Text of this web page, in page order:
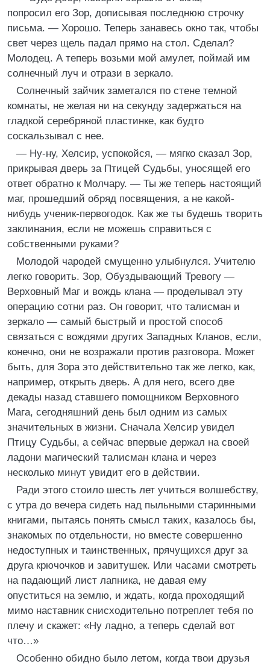
попросил его Зор, дописывая последнюю строчку
письма. — Хорошо. Теперь занавесь окно так, чтобы
свет через щель падал прямо на стол. Сделал?
Молодец. А теперь возьми мой амулет, поймай им
солнечный луч и отрази в зеркало.
Солнечный зайчик заметался по стене темной
комнаты, не желая ни на секунду задержаться на
гладкой серебряной пластинке, как будто
соскальзывал с нее.
— Ну-ну, Хелсир, успокойся, — мягко сказал Зор,
прикрывая дверь за Птицей Судьбы, уносящей его
ответ обратно к Молчару. — Ты же теперь настоящий
маг, прошедший обряд посвящения, а не какой-
нибудь ученик-первогодок. Как же ты будешь творить
заклинания, если не можешь справиться с
собственными руками?
Молодой чародей смущенно улыбнулся. Учителю
легко говорить. Зор, Обуздывающий Тревогу —
Верховный Маг и вождь клана — проделывал эту
операцию сотни раз. Он говорит, что талисман и
зеркало — самый быстрый и простой способ
связаться с вождями других Западных Кланов, если,
конечно, они не возражали против разговора. Может
быть, для Зора это действительно так же легко, как,
например, открыть дверь. А для него, всего две
декады назад ставшего помощником Верховного
Мага, сегодняшний день был одним из самых
значительных в жизни. Сначала Хелсир увидел
Птицу Судьбы, а сейчас впервые держал на своей
ладони магический талисман клана и через
несколько минут увидит его в действии.
Ради этого стоило шесть лет учиться волшебству,
с утра до вечера сидеть над пыльными старинными
книгами, пытаясь понять смысл таких, казалось бы,
знакомых по отдельности, но вместе совершенно
недоступных и таинственных, прячущихся друг за
друга крючочков и завитушек. Или часами смотреть
на падающий лист лапника, не давая ему
опуститься на землю, и ждать, когда проходящий
мимо наставник снисходительно потреплет тебя по
плечу и скажет: «Ну ладно, а теперь сделай вот
что…»
Особенно обидно было летом, когда твои друзья